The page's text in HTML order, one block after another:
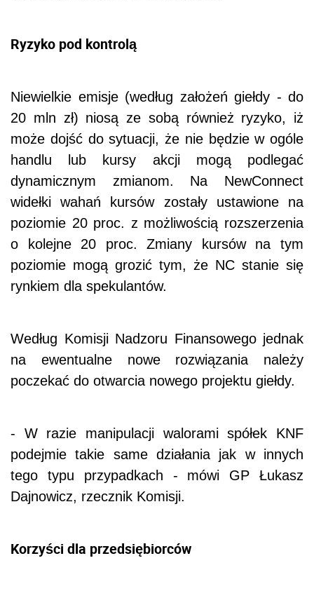
Ryzyko pod kontrolą
Niewielkie emisje (według założeń giełdy - do
20 mln zł) niosą ze sobą również ryzyko, iż
może dojść do sytuacji, że nie będzie w ogóle
handlu lub kursy akcji mogą podlegać
dynamicznym zmianom. Na NewConnect
widełki wahań kursów zostały ustawione na
poziomie 20 proc. z możliwością rozszerzenia
o kolejne 20 proc. Zmiany kursów na tym
poziomie mogą grozić tym, że NC stanie się
rynkiem dla spekulantów.
Według Komisji Nadzoru Finansowego jednak
na ewentualne nowe rozwiązania należy
poczekać do otwarcia nowego projektu giełdy.
- W razie manipulacji walorami spółek KNF
podejmie takie same działania jak w innych
tego typu przypadkach - mówi GP Łukasz
Dajnowicz, rzecznik Komisji.
Korzyści dla przedsiębiorców